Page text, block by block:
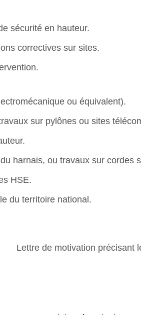
sécurité en hauteur.
correctives sur sites.
ou équivalent).
sur pylônes ou sites
harnais, ou travaux sur cordes
HSE.
du territoire national.
Lettre de motivation précisant